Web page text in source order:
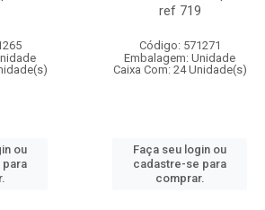
ou
ref 719
Código: 571271
Embalagem: Unidade
Caixa Com: 24 Unidade(s)
Faça seu login ou
cadastre-se para
comprar.